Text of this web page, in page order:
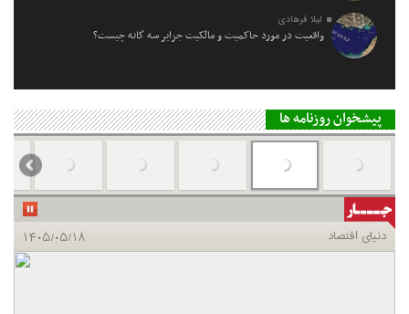
لیلا فرهادی
واقعیت در مورد حاکمیت و مالکیت جزایر سه گانه چیست؟
پیشخوان روزنامه ها